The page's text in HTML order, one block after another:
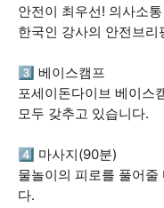
안전이 최우선! 의사소
한국인 강사의 안전브리
3️⃣ 베이스캠프
포세이돈다이브 베이스
모두 갖추고 있습니다.
4️⃣ 마사지(90분)
물놀이의 피로를 풀어
다.